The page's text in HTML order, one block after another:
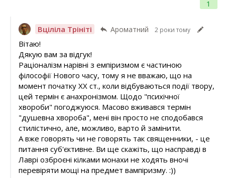
1
Вціліла Трініті Ароматний 2 роки тому
Вітаю!
Дякую вам за відгук!
Раціоналізм нарівні з емпіризмом є частиною
філософії Нового часу, тому я не вважаю, що на
момент початку XX ст., коли відбуваються події твору,
цей термін є анахронізмом. Щодо "психічної
хвороби" погоджуюся. Масово вживався термін
"душевна хвороба", мені він просто не сподобався
стилістично, але, можливо, варто й замінити.
А вже говорять чи не говорять так священники, - це
питання суб'єктивне. Ви ще скажіть, що насправді в
Лаврі озброєні кілками монахи не ходять вночі
перевіряти мощі на предмет вампіризму. :))